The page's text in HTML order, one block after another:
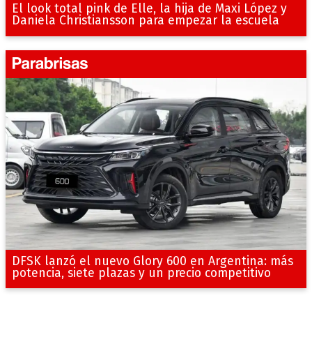
El look total pink de Elle, la hija de Maxi López y
Daniela Christiansson para empezar la escuela
DFSK lanzó el nuevo Glory 600 en Argentina: más
potencia, siete plazas y un precio competitivo